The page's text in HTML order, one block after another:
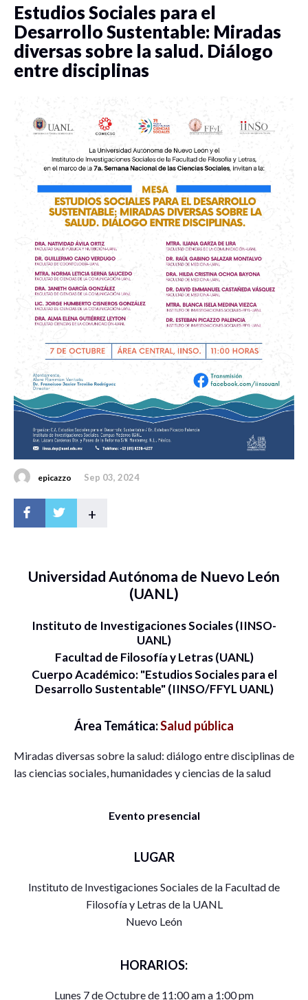
Estudios Sociales para el
Desarrollo Sustentable: Miradas
diversas sobre la salud. Diálogo
entre disciplinas
epicazzo Sep 03, 2024
+
Universidad Autónoma de Nuevo León
(UANL)
Instituto de Investigaciones Sociales (IINSO-
UANL)
Facultad de Filosofía y Letras (UANL)
Cuerpo Académico: "Estudios Sociales para el
Desarrollo Sustentable" (IINSO/FFYL UANL)
Área Temática:Salud pública
Miradas diversas sobre la salud: diálogo entre disciplinas de
las ciencias sociales, humanidades y ciencias de la salud
Evento presencial
LUGAR
Instituto de Investigaciones Sociales de la Facultad de
Filosofía y Letras de la UANL
Nuevo León
HORARIOS:
Lunes 7 de Octubre de 11:00 am a 1:00 pm